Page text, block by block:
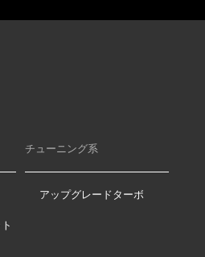
チューニング系
アップグレードターボ